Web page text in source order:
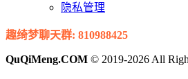
隐私管理
趣绮梦聊天群: 810988425
QuQiMeng.COM © 2019-2026 All